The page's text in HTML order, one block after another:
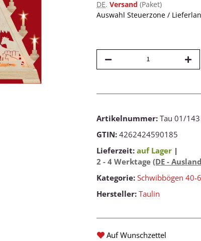
DE. Versand (Paket)
Auswahl Steuerzone /
Artikelnummer: Tau 01/143
GTIN: 4262424590185
Lieferzeit: auf Lager |
2 - 4 Werktage (DE -
Kategorie: Schwibbögen 40-
Hersteller: Taulin
Auf Wunschzettel